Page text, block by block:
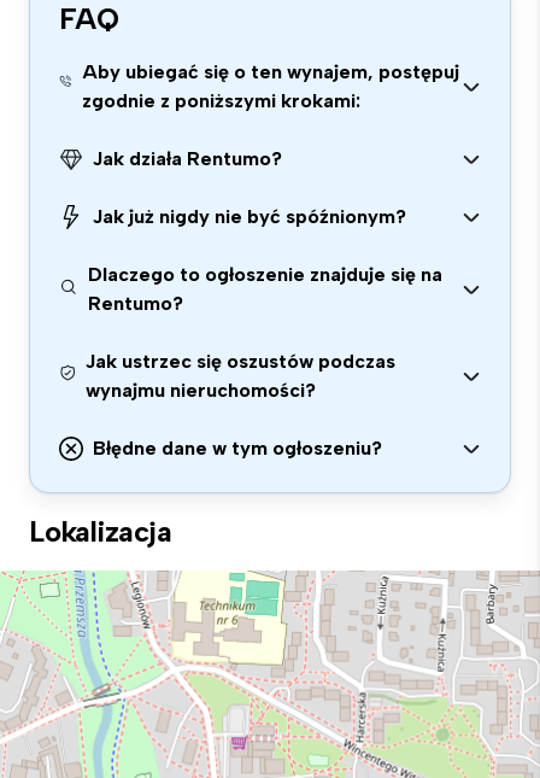
FAQ
Aby ubiegać się o ten wynajem, postępuj
zgodnie z poniższymi krokami:
Jak działa Rentumo?
Jak już nigdy nie być spóźnionym?
Dlaczego to ogłoszenie znajduje się na
Rentumo?
Jak ustrzec się oszustów podczas
wynajmu nieruchomości?
Błędne dane w tym ogłoszeniu?
Lokalizacja